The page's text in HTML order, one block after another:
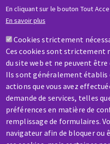
En cliquant sur le bouton Tout
En savoir plus
Cookies strictement
Ces cookies sont strictement
du site web et ne peuvent être
Ils sont généralement établis
actions que vous avez
demande de services, telles
préférences en matière de
remplissage de formulaires.
navigateur afin de bloquer ou
AIDE &
Une question ?
SAV /